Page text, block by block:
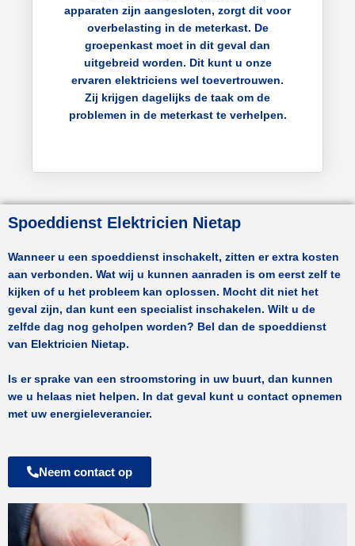
apparaten zijn aangesloten, zorgt dit voor
overbelasting in de meterkast. De
groepenkast moet in dit geval dan
uitgebreid worden. Dit kunt u onze
ervaren elektriciens wel toevertrouwen.
Zij krijgen dagelijks de taak om de
problemen in de meterkast te verhelpen.
Spoeddienst Elektricien Nietap
Wanneer u een spoeddienst inschakelt, zitten er extra kosten
aan verbonden. Wat wij u kunnen aanraden is om eerst zelf te
kijken of u het probleem kan oplossen. Mocht dit niet het
geval zijn, dan kunt een specialist inschakelen. Wilt u de
zelfde dag nog geholpen worden? Bel dan de spoeddienst
van Elektricien Nietap.
Is er sprake van een stroomstoring in uw buurt, dan kunnen
we u helaas niet helpen. In dat geval kunt u contact opnemen
met uw energieleverancier.
Neem contact op